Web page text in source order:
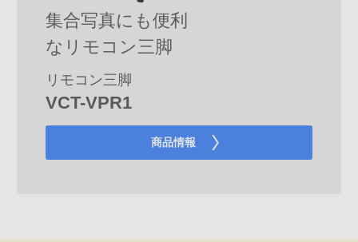
集合写真にも便利
なリモコン三脚
リモコン三脚
VCT-VPR1
商品情報